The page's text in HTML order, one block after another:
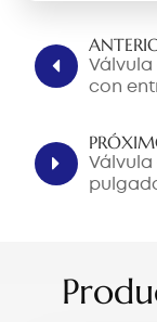
con
Válvula